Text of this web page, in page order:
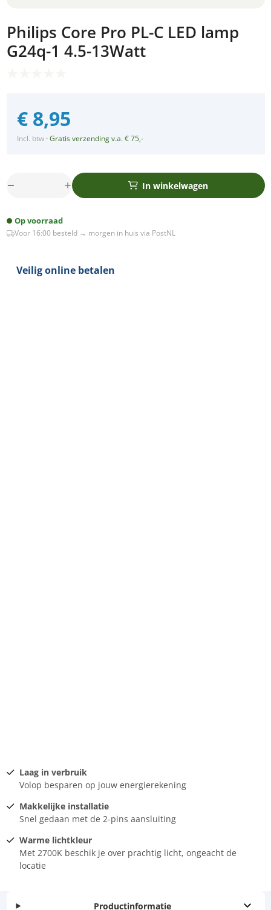
Philips Core Pro PL-C LED lamp
G24q-1 4.5-13Watt
€ 8,95
Incl. btw ·Gratis verzending v.a. € 75,-
Pro
PL-
lamp
In winkelwagen
Op voorraad
Voor 16:00 besteld → morgen in huis via PostNL
Veilig online betalen
Laag in verbruik
Volop besparen op jouw energierekening
Makkelijke installatie
Snel gedaan met de 2-pins aansluiting
Warme lichtkleur
Met 2700K beschik je over prachtig licht, ongeacht de
locatie
Productinformatie